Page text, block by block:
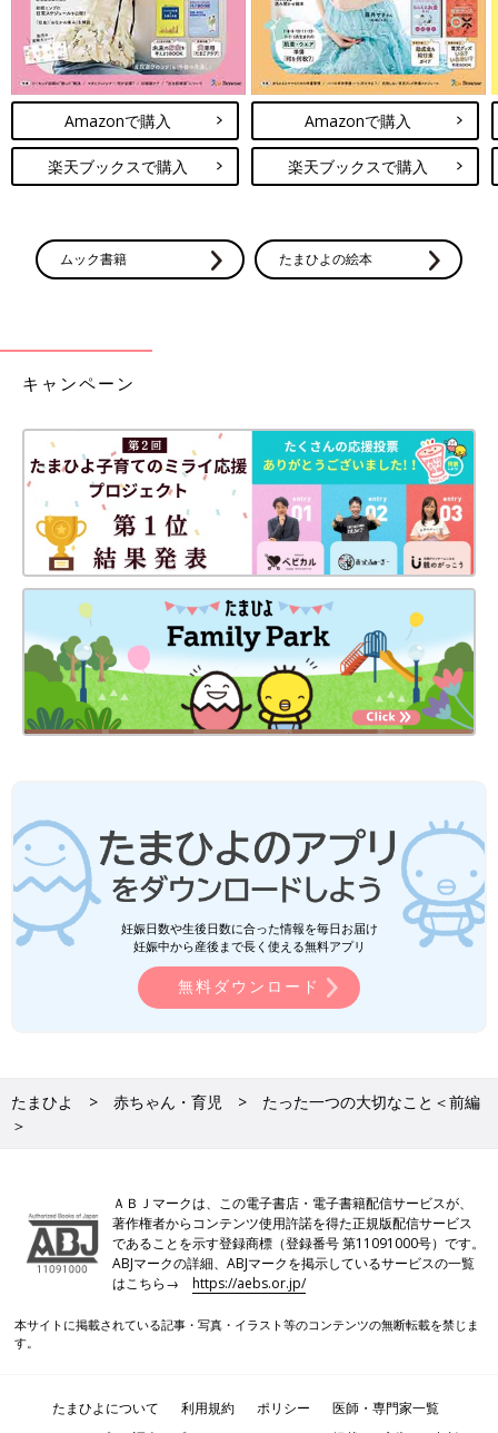
Amazonで購入
楽天ブックスで購入
Amazonで購入
楽天ブックスで購入
ムック書籍 たまひよの絵本
キャンペーン
妊娠日数や生後日数に合った情報を毎日お届け
妊娠中から産後まで長く使える無料アプリ
無料ダウンロード
たまひよ 赤ちゃん・育児
たった一つの大切なこと＜前編
＞
ＡＢＪマークは、この電子書店・電子書籍配信サービスが、
著作権者からコンテンツ使用許諾を得た正規版配信サービス
であることを示す登録商標（登録番号 第11091000号）です。
ABJマークの詳細、ABJマークを掲示しているサービスの一覧
はこちら→https://aebs.or.jp/
本サイトに掲載されている記事・写真・イラスト等のコンテンツの無断転載を禁じま
す。
たまひよについて 利用規約 ポリシー
医師・専門家一覧